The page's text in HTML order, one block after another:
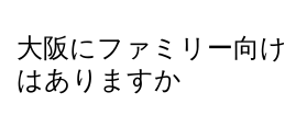
大阪にファミリー向
はありますか